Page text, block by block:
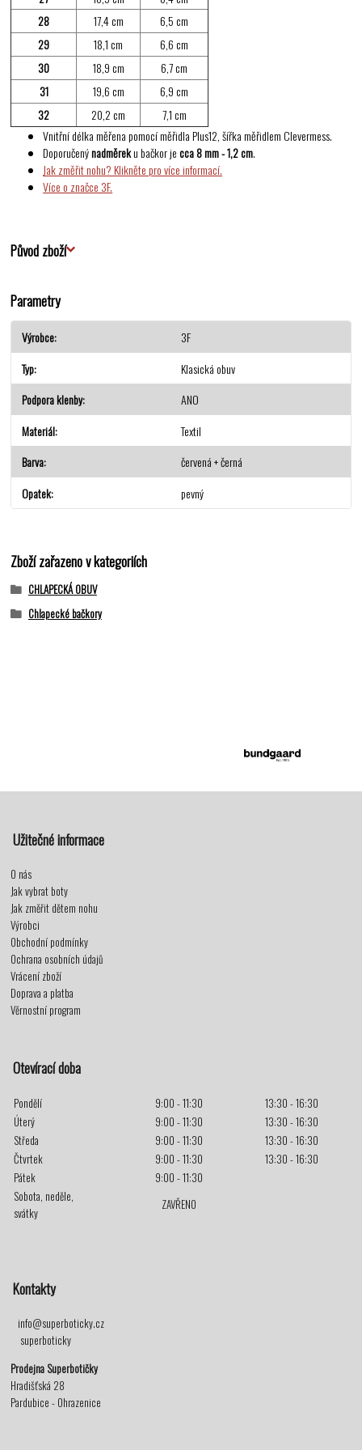
28
17,4 cm
6,5 cm
29
18,1 cm
6,6 cm
30
18,9 cm
6,7 cm
31
19,6 cm
6,9 cm
32
20,2 cm
7,1 cm
Vnitřní délka měřena pomocí měřidla Plus12, šířka měřidlem Clevermess.
Doporučenýnadměreku bačkor jecca 8 mm - 1,2 cm.
Jak změřit nohu? Klikněte pro více informací.
Více o značce 3F.
Původ zboží
Parametry
Výrobce
3F
Typ
Klasická obuv
Podpora klenby
ANO
Materiál
Textil
Barva
červená + černá
Opatek
pevný
Zboží zařazeno v kategoriích
CHLAPECKÁ OBUV
Chlapecké bačkory
Užitečné informace
O nás
Jak vybrat boty
Jak změřit dětem nohu
Výrobci
Obchodní podmínky
Ochrana osobních údajů
Vrácení zboží
Doprava a platba
Věrnostní program
Otevírací doba
Pondělí 9:00 - 11:30
13:30 - 16:30
Úterý
9:00 - 11:30
13:30 - 16:30
Středa
9:00 - 11:30
13:30 - 16:30
Čtvrtek
9:00 - 11:30
13:30 - 16:30
Pátek
9:00 - 11:30
Sobota, neděle,
svátky
ZAVŘENO
Kontakty
info@superboticky.cz
superboticky
Prodejna Superbotičky
Hradišťská 28
Pardubice - Ohrazenice